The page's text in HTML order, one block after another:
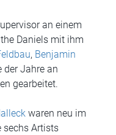
an einem
Daniels mit ihm
, Benjamin
der Jahre an
gearbeitet.
waren neu im
sechs Artists